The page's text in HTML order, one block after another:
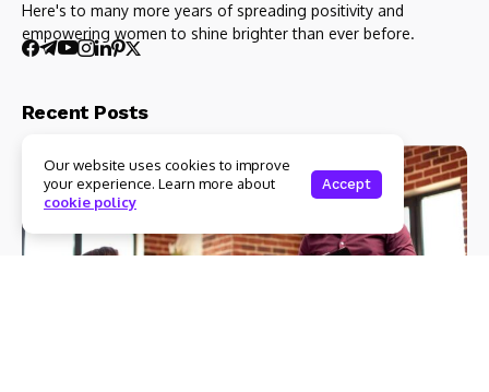
Here's to many more years of spreading positivity and
empowering women to shine brighter than ever before.
Recent Posts
Our website uses cookies to improve
your experience. Learn more about
cookie policy
Accept